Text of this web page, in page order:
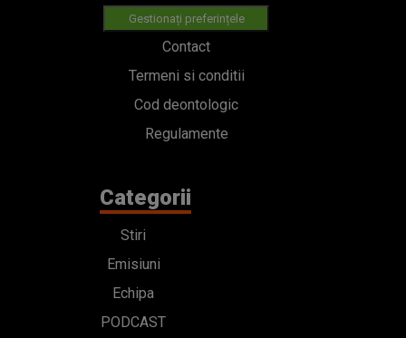
Gestionați preferințele
Contact
Termeni si conditii
Cod deontologic
Regulamente
Categorii
Stiri
Emisiuni
Echipa
PODCAST